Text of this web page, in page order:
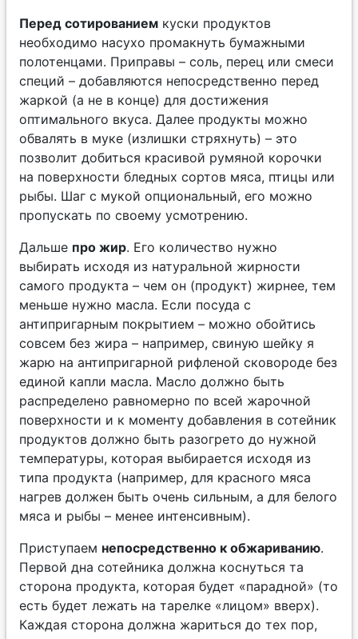
Перед сотированием куски продуктов
необходимо насухо промакнуть бумажными
полотенцами. Приправы – соль, перец или смеси
специй – добавляются непосредственно перед
жаркой (а не в конце) для достижения
оптимального вкуса. Далее продукты можно
обвалять в муке (излишки стряхнуть) – это
позволит добиться красивой румяной корочки
на поверхности бледных сортов мяса, птицы или
рыбы. Шаг с мукой опциональный, его можно
пропускать по своему усмотрению.
Дальше про жир. Его количество нужно
выбирать исходя из натуральной жирности
самого продукта – чем он (продукт) жирнее, тем
меньше нужно масла. Если посуда с
антипригарным покрытием – можно обойтись
совсем без жира – например, свиную шейку я
жарю на антипригарной рифленой сковороде без
единой капли масла. Масло должно быть
распределено равномерно по всей жарочной
поверхности и к моменту добавления в сотейник
продуктов должно быть разогрето до нужной
температуры, которая выбирается исходя из
типа продукта (например, для красного мяса
нагрев должен быть очень сильным, а для белого
мяса и рыбы – менее интенсивным).
Приступаем непосредственно к обжариванию.
Первой дна сотейника должна коснуться та
сторона продукта, которая будет «парадной» (то
есть будет лежать на тарелке «лицом» вверх).
Каждая сторона должна жариться до тех пор,